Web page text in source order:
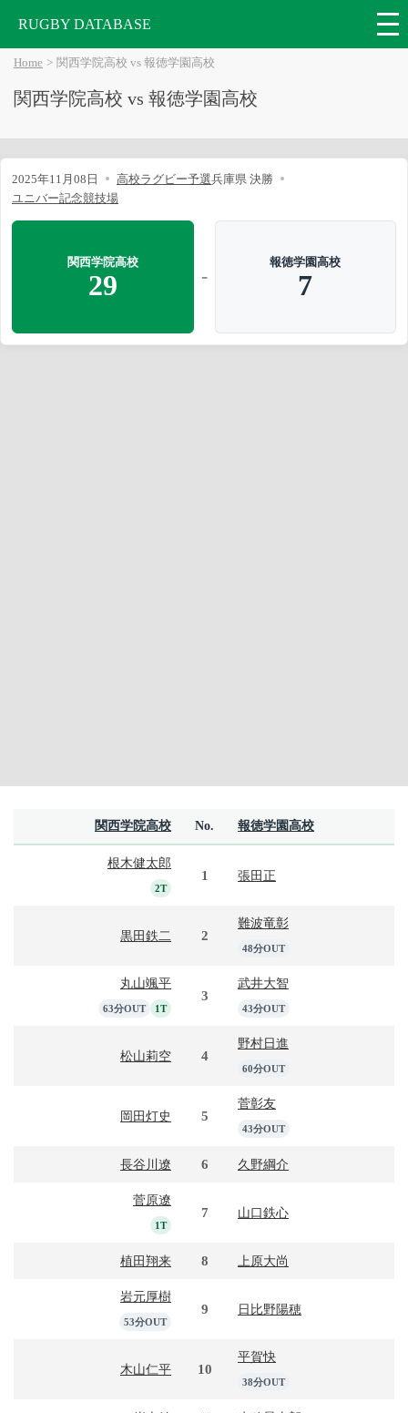
RUGBY DATABASE
Home 関西学院高校 vs 報徳学園高校
関西学院高校 vs 報徳学園高校
2025年11月08日 高校ラグビー予選兵庫県 決勝
ユニバー記念競技場
関西学院高校
29 -
報徳学園高校
7
関西学院高校 No. 報徳学園高校
根木健太郎
2T
1 張田正
黒田鉄二 2
難波竜彰
48分OUT
丸山颯平
63分OUT 1T
3
武井大智
43分OUT
松山莉空 4
野村日進
60分OUT
岡田灯史 5
菅彰友
43分OUT
長谷川遼 6 久野綱介
菅原遼
1T
7 山口鉄心
植田翔来 8 上原大尚
岩元厚樹
53分OUT
9 日比野陽穂
木山仁平 10
平賀快
38分OUT